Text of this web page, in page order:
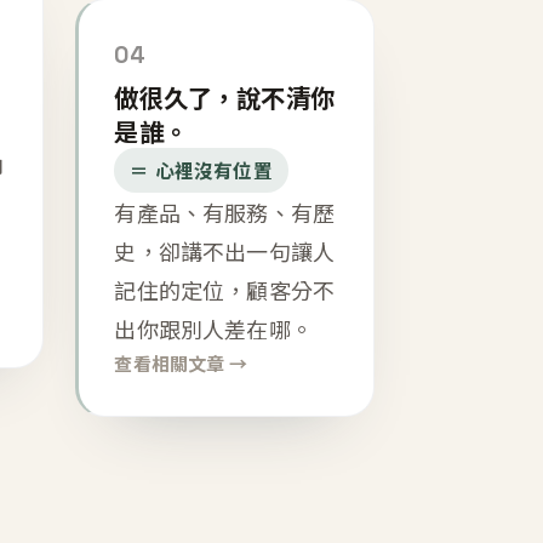
04
做很久了，說不清你
是誰。
＝ 心裡沒有位置
有產品、有服務、有歷
史，卻講不出一句讓人
記住的定位，顧客分不
出你跟別人差在哪。
查看相關文章 →